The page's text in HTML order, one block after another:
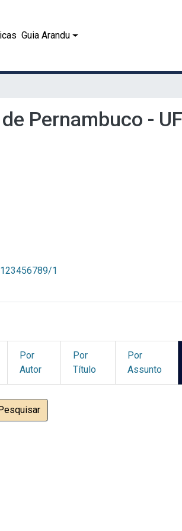
Guia Arandu
Pernambuco -
1
Por
Autor
Por
Título
Por
Assunto